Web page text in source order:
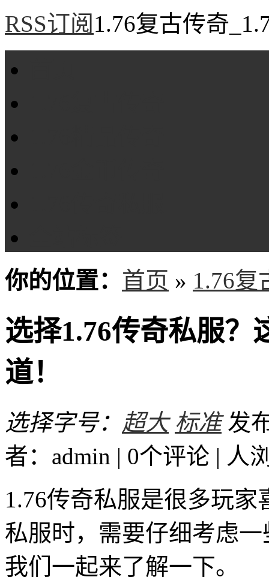
RSS订阅 1.76复古传奇
你的位置： 首页 » 1.76复
选择1.76传奇私服？
道！
选择字号： 超大 标准 发
者：admin | 0个评论 | 人
1.76传奇私服是很多玩
私服时，需要仔细考虑
我们一起来了解一下。